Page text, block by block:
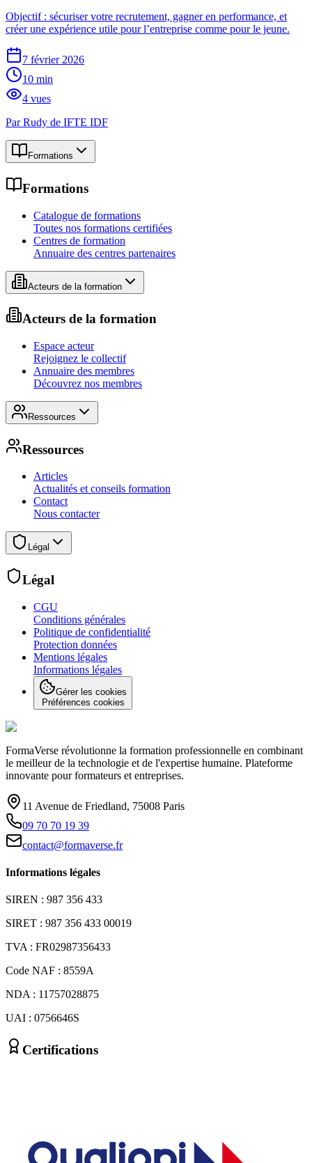
Objectif : sécuriser votre recrutement, gagner en performance, et
créer une expérience utile pour l’entreprise comme pour le jeune.
7 février 2026
10 min
4 vues
ParRudy de IFTE IDF
Formations
Formations
Catalogue de formations
Toutes nos formations certifiées
Centres de formation
Annuaire des centres partenaires
Acteurs de la formation
Acteurs de la formation
Espace acteur
Rejoignez le collectif
Annuaire des membres
Découvrez nos membres
Ressources
Ressources
Articles
Actualités et conseils formation
Contact
Nous contacter
Légal
Légal
CGU
Conditions générales
Politique de confidentialité
Protection données
Mentions légales
Informations légales
Gérer les cookies
Préférences cookies
FormaVerse révolutionne la formation professionnelle en combinant
le meilleur de la technologie et de l'expertise humaine. Plateforme
innovante pour formateurs et entreprises.
11 Avenue de Friedland, 75008 Paris
09 70 70 19 39
contact@formaverse.fr
Informations légales
SIREN : 987 356 433
SIRET : 987 356 433 00019
TVA : FR02987356433
Code NAF : 8559A
NDA : 11757028875
UAI : 0756646S
Certifications